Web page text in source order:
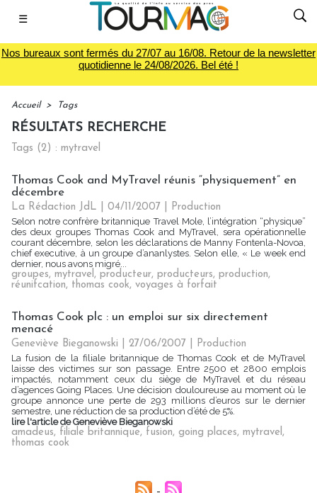
☰
Nos bureaux sont fermés du 27/07 au 16/08. Retour de la newsletter
quotidienne le 24/08/2026. Bel été !
Accueil > Tags
RÉSULTATS RECHERCHE
Tags (2) : mytravel
Thomas Cook and MyTravel réunis “physiquement” en
décembre
La Rédaction JdL | 04/11/2007
Production
Selon notre confrère britannique Travel Mole, l’intégration “physique”
des deux groupes Thomas Cook and MyTravel, sera opérationnelle
courant décembre, selon les déclarations de Manny Fontenla-Novoa,
chief executive, à un groupe d’ananlystes. Selon elle, « Le week end
dernier, nous avons migré...
groupes, mytravel, producteur, producteurs, production,
réunifcation, thomas cook, voyages à forfait
Thomas Cook plc : un emploi sur six directement
menacé
Geneviève Bieganowski | 27/06/2007
Production
La fusion de la filiale britannique de Thomas Cook et de MyTravel
laisse des victimes sur son passage. Entre 2500 et 2800 emplois
impactés, notamment ceux du siège de MyTravel et du réseau
d’agences Going Places. Une décision douloureuse au moment où le
groupe annonce une perte de 293 millions d’euros sur le dernier
semestre, une réduction de sa production d’été de 5%.
lire l'article de Geneviève Bieganowski
amadeus, filiale britannique, fusion, going places, mytravel,
thomas cook